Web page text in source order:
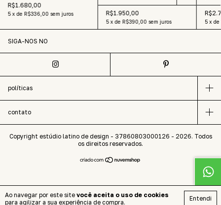
Ao navegar por este site você aceita o uso de cookies
para agilizar a sua experiência de compra.
Entendi
R$1.680,00
5 xde R$336,00 sem juros R$1.950,00
5 xde R$390,00 sem juros 5 x de
SIGA-NOS NO
políticas
contato
Copyright estúdio latino de design - 37860803000126 - 2026. Todos
os direitos reservados.